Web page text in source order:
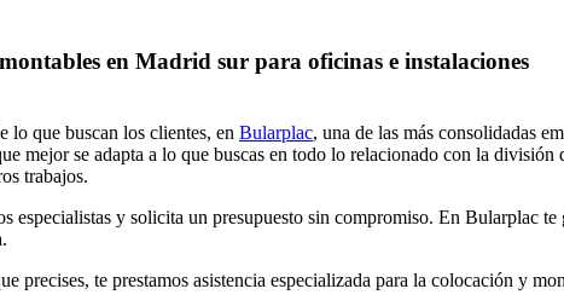
en Madrid sur para oficinas e instalaciones
lo que buscan los clientes, en Bularplac, una de las más consolidadas
mejor se adapta a lo que buscas en todo lo relacionado con la
trabajos.
especialistas y solicita un presupuesto sin compromiso. En Bularplac
precises, te prestamos asistencia especializada para la colocación y